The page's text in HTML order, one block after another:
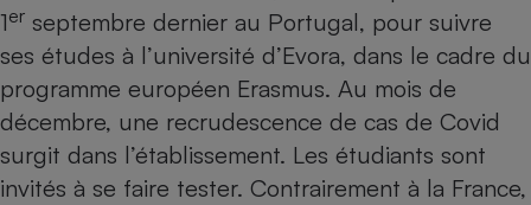
1er septembre dernier au Portugal, pour suivre
ses études à l’université d’Evora, dans le cadre du
programme européen Erasmus. Au mois de
décembre, une recrudescence de cas de Covid
surgit dans l’établissement. Les étudiants sont
invités à se faire tester. Contrairement à la France,
Mutuelle
Comparateur auto
Comparatif cafetière
Comparatif robot cuiseur
Comparatif centrale
Gros électroménager
Image et son
Informatique
Internet
Téléphonie
Chauffage
Produit d'entretien
Sécurité domestique
Speedtest - Testez le débit de votre
connexion Internet